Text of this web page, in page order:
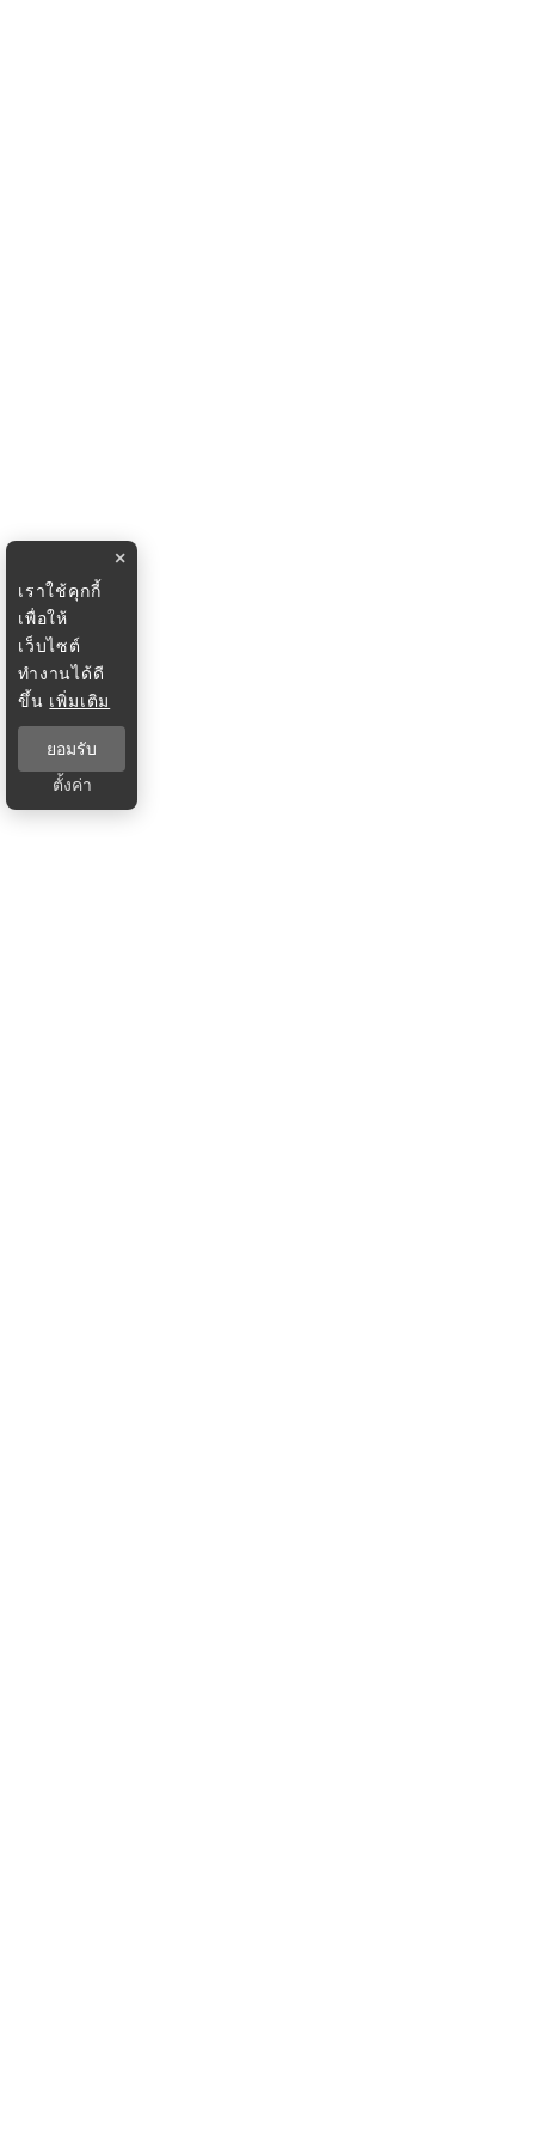
×
เราใช้คุกกี้
เพื่อให้
เว็บไซต์
ทำงานได้ดี
ขึ้น เพิ่มเติม
ยอมรับ
ตั้งค่า